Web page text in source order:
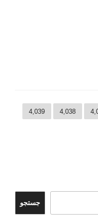
4,038
4,039
جستجو